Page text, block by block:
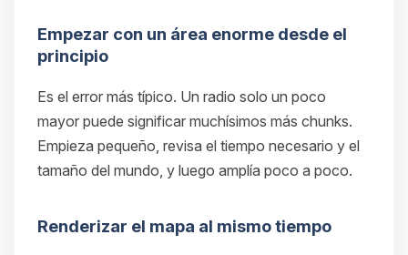
Empezar con un área enorme desde el
principio
Es el error más típico. Un radio solo un poco
mayor puede significar muchísimos más chunks.
Empieza pequeño, revisa el tiempo necesario y el
tamaño del mundo, y luego amplía poco a poco.
Renderizar el mapa al mismo tiempo